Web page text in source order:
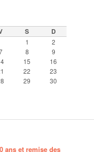
S D
1
2
8
9
15
16
22
23
29
30
ans et remise des